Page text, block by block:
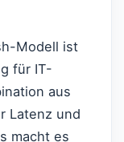
Modell ist
für IT-
aus
Latenz und
macht es